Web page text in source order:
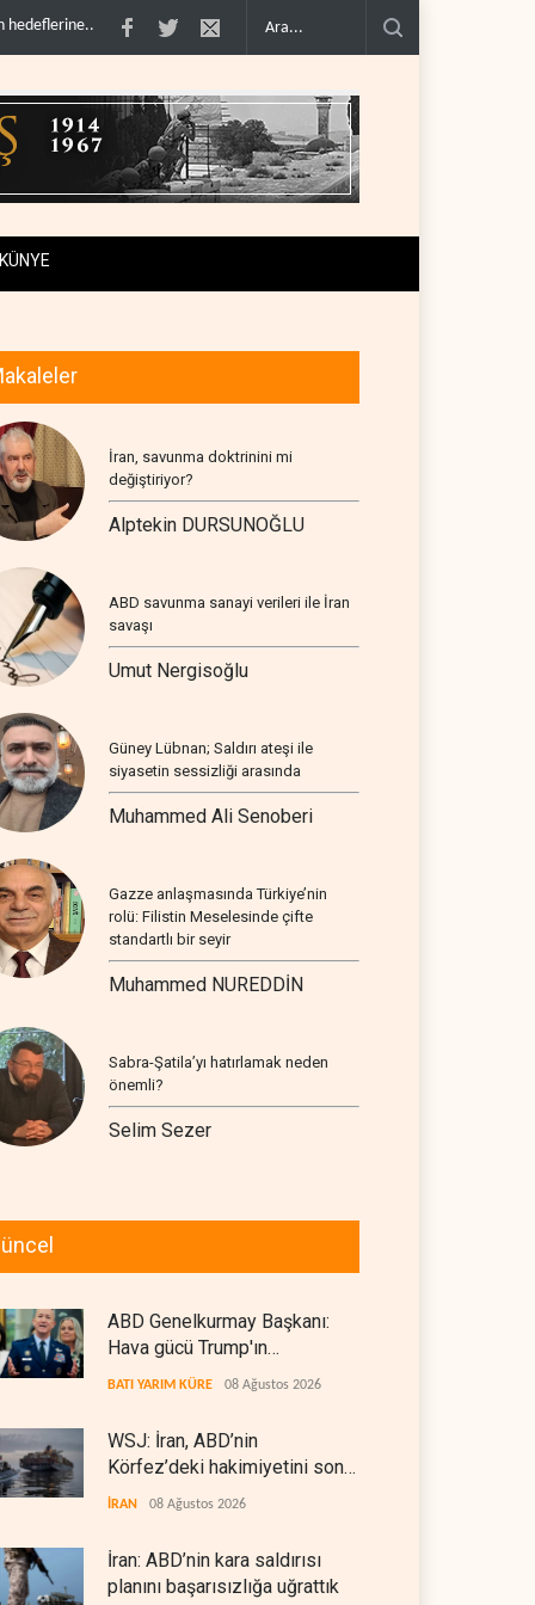
İran, ABD’nin Körfez’deki hakimiyetini sona erdir.. İran: ABD’nin kara
KÜNYE
İran, savunma doktrinini mi
değiştiriyor?
Alptekin DURSUNOĞLU
ABD savunma sanayi verileri ile İran
savaşı
Umut Nergisoğlu
Güney Lübnan; Saldırı ateşi ile
siyasetin sessizliği arasında
Muhammed Ali Senoberi
Gazze anlaşmasında Türkiye’nin
rolü: Filistin Meselesinde çifte
standartlı bir seyir
Muhammed NUREDDİN
Sabra-Şatila’yı hatırlamak neden
önemli?
Selim Sezer
ABD Genelkurmay Başkanı:
Hava gücü Trump'ın
hedeflerine yetmez
BATI YARIM KÜRE 08 Ağustos 2026
WSJ: İran, ABD’nin
Körfez’deki hakimiyetini sona
erdiriyor
İRAN 08 Ağustos 2026
İran: ABD’nin kara saldırısı
planını başarısızlığa uğrattık